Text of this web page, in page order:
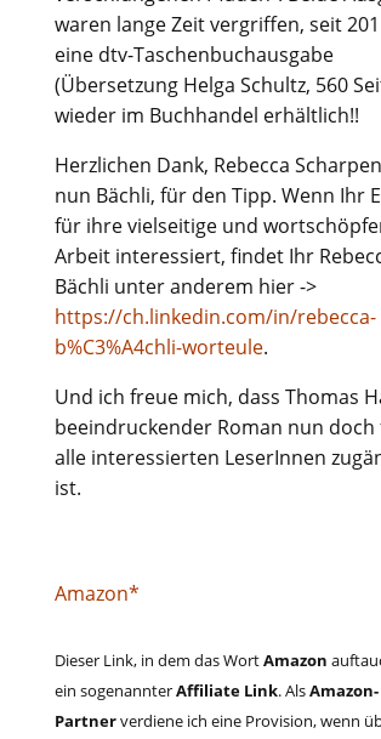
waren lange Zeit vergriffen, seit
eine dtv-Taschenbuchausgabe
(Übersetzung Helga Schultz, 560
wieder im Buchhandel erhältlich!!
Herzlichen Dank, Rebecca
nun Bächli, für den Tipp. Wenn Ihr
für ihre vielseitige und
Arbeit interessiert, findet Ihr
Bächli unter anderem hier ->
https://ch.linkedin.com/in/rebecca-
b%C3%A4chli-worteule.
Und ich freue mich, dass Thomas
beeindruckender Roman nun doch
alle interessierten LeserInnen
ist.
Amazon*
Dieser Link, in dem das WortAmazon
ein sogenannterAffiliate Link. AlsAmazon-
Partnerverdiene ich eine Provision, wenn